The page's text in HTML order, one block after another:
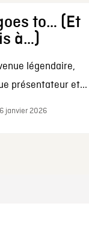
to… (Et
à…)
légendaire,
présentateur et...
janvier 2026